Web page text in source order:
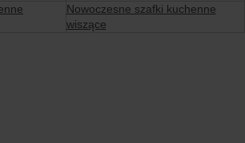
Nowoczesne szafki kuchenne
wiszące